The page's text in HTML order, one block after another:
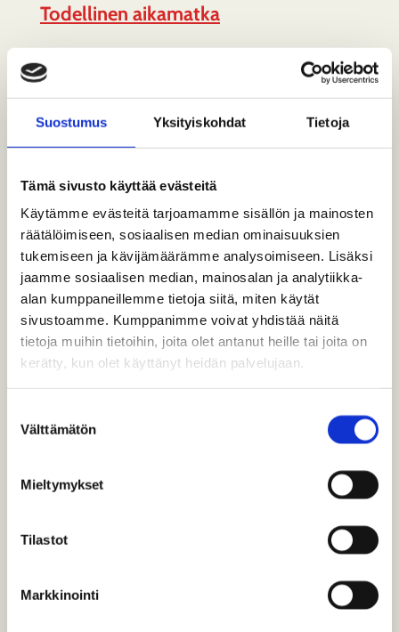
Suostumus Yksityiskohdat Tietoja
Tämä sivusto käyttää evästeitä
Käytämme evästeitä tarjoamamme sisällön ja mainosten
räätälöimiseen, sosiaalisen median ominaisuuksien
tukemiseen ja kävijämäärämme analysoimiseen. Lisäksi
jaamme sosiaalisen median, mainosalan ja analytiikka-
alan kumppaneillemme tietoja siitä, miten käytät
sivustoamme. Kumppanimme voivat yhdistää näitä
tietoja muihin tietoihin, joita olet antanut heille tai joita on
kerätty, kun olet käyttänyt heidän palvelujaan.
valinta
Välttämätön
Mieltymykset
Tilastot
Markkinointi
Todellinen aikamatka
keisarin ajasta kohti nykyaikaa vanhojen
vetureiden ja…
Suomen Rautatiemuseon kokoelmien helmi on